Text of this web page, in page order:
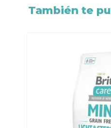
También te